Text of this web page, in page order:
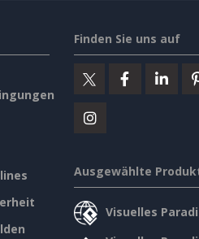
Finden Sie uns auf
Ausgewählte
Visuelles